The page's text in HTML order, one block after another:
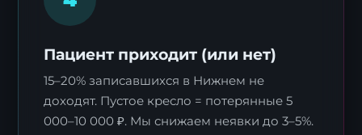
Пациент приходит (или нет)
15–20% записавшихся в Нижнем не
доходят. Пустое кресло = потерянные 5
000–10 000 ₽. Мы снижаем неявки до 3–5%.